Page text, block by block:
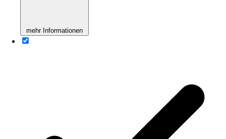
mehr Informationen